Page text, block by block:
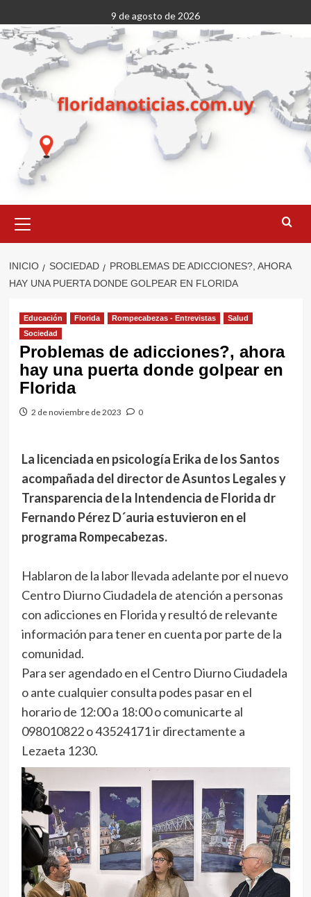
al
contenido
9 de agosto de 2026
primario
INICIO SOCIEDAD
PROBLEMAS DE ADICCIONES?, AHORA
HAY UNA PUERTA DONDE GOLPEAR EN FLORIDA
Educación Florida Rompecabezas - Entrevistas
Salud
Sociedad
Problemas de adicciones?, ahora
hay una puerta donde golpear en
Florida
2 de noviembre de 2023 0
La licenciada en psicología Erika de los Santos
acompañada del director de Asuntos Legales y
Transparencia de la Intendencia de Florida dr
Fernando Pérez D´auria estuvieron en el
programa Rompecabezas.
Hablaron de la labor llevada adelante por el nuevo
Centro Diurno Ciudadela de atención a personas
con adicciones en Florida y resultó de relevante
información para tener en cuenta por parte de la
comunidad.
Para ser agendado en el Centro Diurno Ciudadela
o ante cualquier consulta podes pasar en el
horario de 12:00 a 18:00 o comunicarte al
098010822 o 43524171 ir directamente a
Lezaeta 1230.